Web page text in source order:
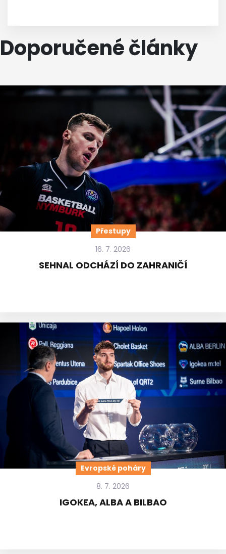
Doporučené články
Přestupy
16. 7. 2026
SEHNAL ODCHÁZÍ DO ZAHRANIČÍ
Evropské poháry
8. 7. 2026
IGOKEA, ALBA A BILBAO